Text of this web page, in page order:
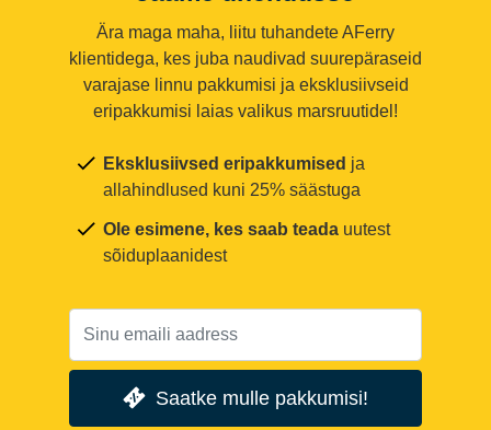
Ära maga maha, liitu tuhandete AFerry
klientidega, kes juba naudivad suurepäraseid
varajase linnu pakkumisi ja eksklusiivseid
eripakkumisi laias valikus marsruutidel!
Eksklusiivsed eripakkumised ja
allahindlused kuni 25% säästuga
Ole esimene, kes saab teada uutest
sõiduplaanidest
Saatke mulle pakkumisi!